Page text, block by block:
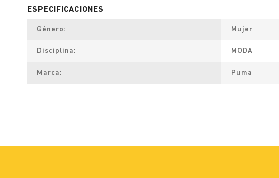
Género Mujer
Disciplina MODA
Marca Puma